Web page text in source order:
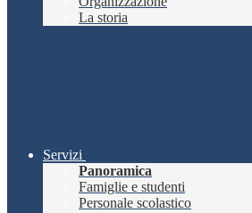
La storia
Servizi
Panoramica
Famiglie e studenti
Personale scolastico